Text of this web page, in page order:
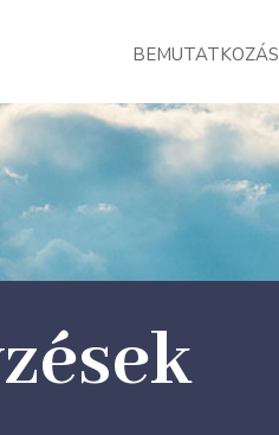
BEMUTATKOZÁS